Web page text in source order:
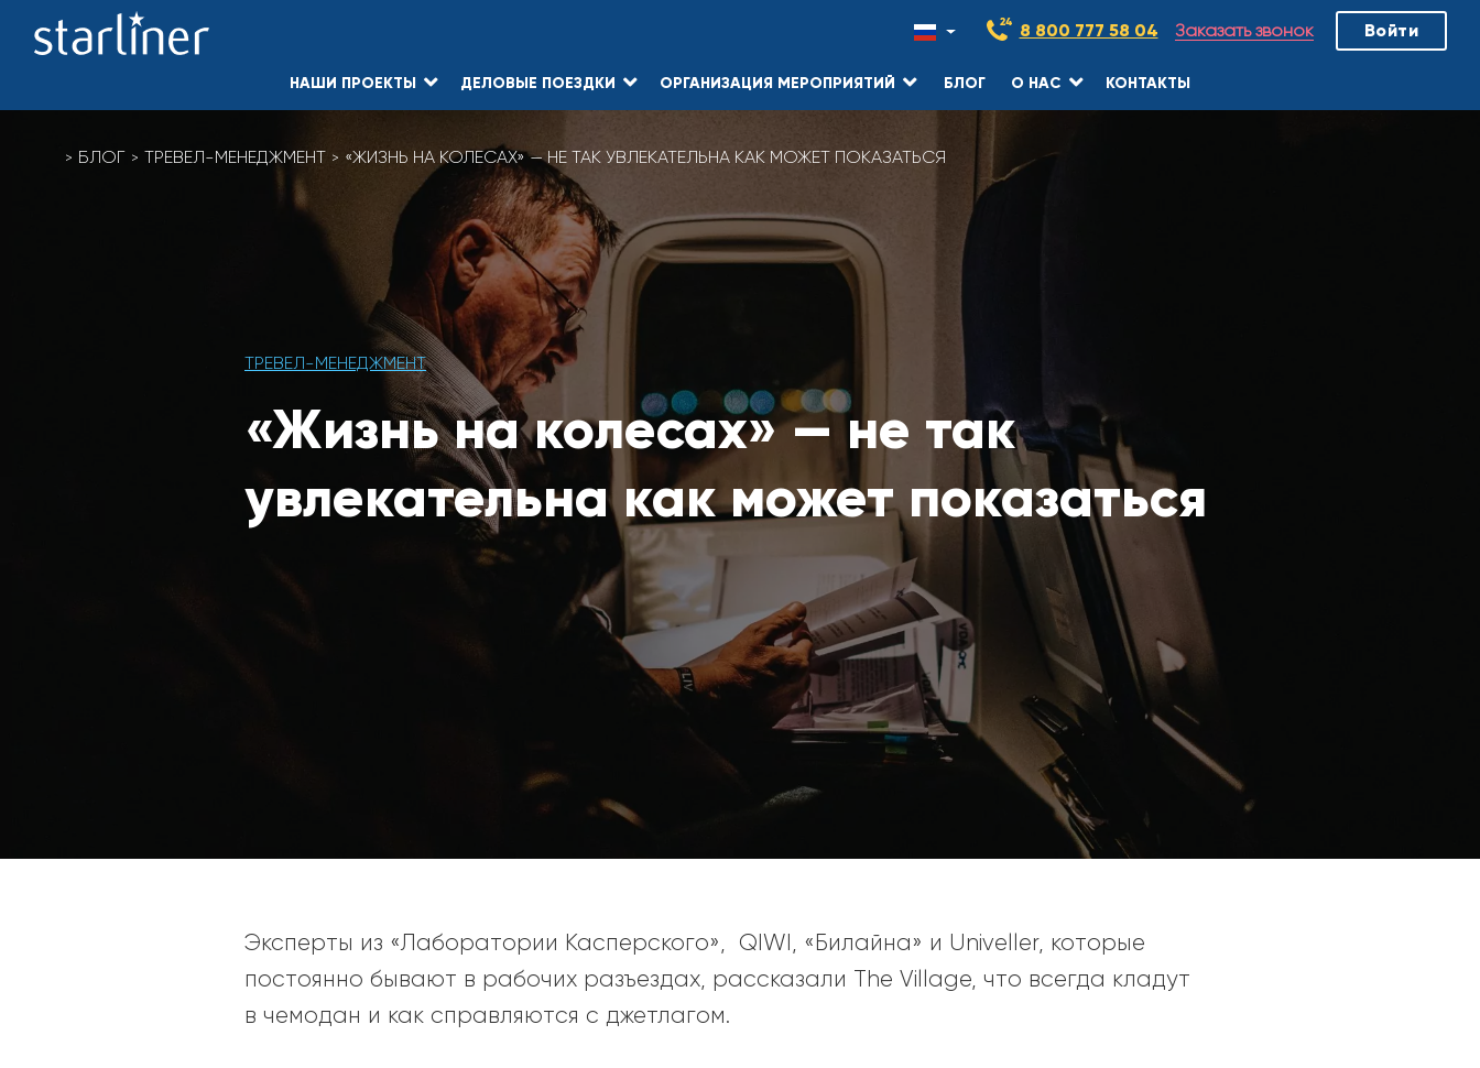
НАШИ ПРОЕКТЫ ДЕЛОВЫЕ ПОЕЗДКИ ОРГАНИЗАЦИЯ МЕРОПРИЯТИЙ БЛОГ О НАС КОНТАКТЫ
8 800 777 58 04 Заказать звонок Войти
БЛОГ ТРЕВЕЛ-МЕНЕДЖМЕНТ «ЖИЗНЬ НА КОЛЕСАХ» — НЕ ТАК УВЛЕКАТЕЛЬНА КАК МОЖЕТ ПОКАЗАТЬСЯ
ТРЕВЕЛ-МЕНЕДЖМЕНТ
«Жизнь на колесах» — не так
увлекательна как может показаться
Эксперты из «Лаборатории Касперского», QIWI, «Билайна» и Univeller, которые
постоянно бывают в рабочих разъездах, рассказали The Village, что всегда кладут
в чемодан и как справляются с джетлагом.